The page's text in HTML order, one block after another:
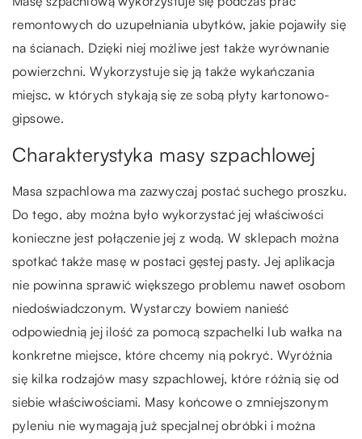
remontowych do uzupełniania ubytków, jakie pojawiły się
na ścianach. Dzięki niej możliwe jest także wyrównanie
powierzchni. Wykorzystuje się ją także wykańczania
miejsc, w których stykają się ze sobą płyty kartonowo-
gipsowe.
Charakterystyka masy szpachlowej
Masa szpachlowa ma zazwyczaj postać suchego proszku.
Do tego, aby można było wykorzystać jej właściwości
konieczne jest połączenie jej z wodą. W sklepach można
spotkać także masę w postaci gęstej pasty. Jej aplikacja
nie powinna sprawić większego problemu nawet osobom
niedoświadczonym. Wystarczy bowiem nanieść
odpowiednią jej ilość za pomocą szpachelki lub wałka na
konkretne miejsce, które chcemy nią pokryć. Wyróżnia
się kilka rodzajów masy szpachlowej, które różnią się od
siebie właściwościami. Masy końcowe o zmniejszonym
pyleniu nie wymagają już specjalnej obróbki i można